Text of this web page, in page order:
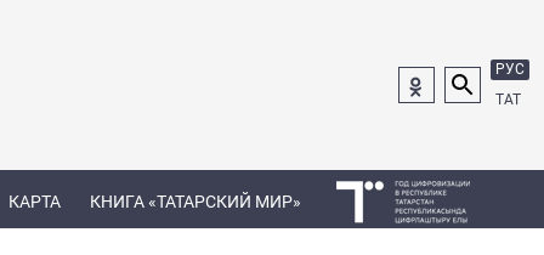
РУС
ТАТ
КАРТА КНИГА «ТАТАРСКИЙ МИР»